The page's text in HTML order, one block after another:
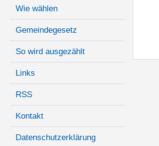
Wie wählen
Gemeindegesetz
So wird ausgezählt
Links
RSS
Kontakt
Datenschutzerklärung